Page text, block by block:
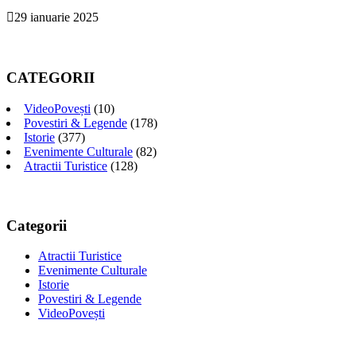
29 ianuarie 2025
CATEGORII
VideoPovești (10)
Povestiri & Legende (178)
Istorie (377)
Evenimente Culturale (82)
Atractii Turistice (128)
Categorii
Atractii Turistice
Evenimente Culturale
Istorie
Povestiri & Legende
VideoPovești